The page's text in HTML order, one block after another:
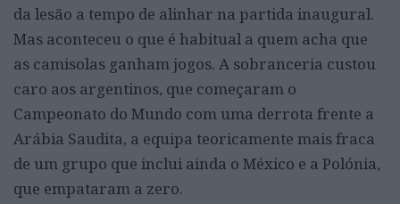
da lesão a tempo de alinhar na partida inaugural.
Mas aconteceu o que é habitual a quem acha que
as camisolas ganham jogos. A sobranceria custou
caro aos argentinos, que começaram o
Campeonato do Mundo com uma derrota frente a
Arábia Saudita, a equipa teoricamente mais fraca
de um grupo que inclui ainda o México e a Polónia,
que empataram a zero.